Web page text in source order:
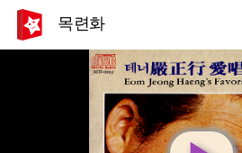
목련화